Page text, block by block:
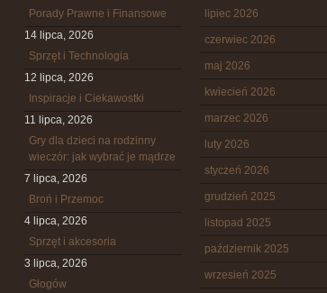
Porady Prawne i Finansowe
14 lipca, 2026
Sprzęt i Technologia
12 lipca, 2026
Inspiracje i Ciekawostki
11 lipca, 2026
Gry dla dzieci na rodzinny
wieczór: jak wybrać je mądrze
7 lipca, 2026
Broń i Przemoc
4 lipca, 2026
Sprzęt i akcesoria
3 lipca, 2026
Głogów
lipiec 2026
czerwiec 2026
maj 2026
kwiecień 2026
marzec 2026
luty 2026
styczeń 2026
grudzień 2025
listopad 2025
październik 2025
wrzesień 2025